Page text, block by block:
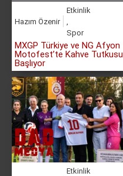
Hazım Özenir
Etkinlik
Spor
MXGP Türkiye ve NG Afyon
Motofest’te Kahve Tutkusu
Başlıyor
Etkinlik